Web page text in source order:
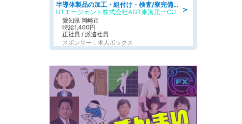
＞
半導体製品の加工・組付け・検査/寮完備/日勤/日払い/工場・製造
UTエージェント株式会社AGT東海第一CU
愛知県 岡崎市
時給1,400円
正社員 / 派遣社員
スポンサー：求人ボックス